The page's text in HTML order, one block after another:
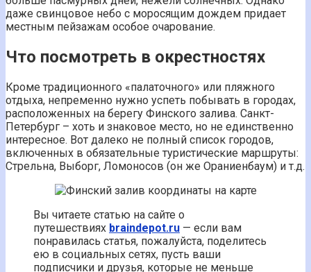
даже свинцовое небо с моросящим дождем придает
местным пейзажам особое очарование.
Что посмотреть в окрестностях
Кроме традиционного «палаточного» или пляжного
отдыха, непременно нужно успеть побывать в городах,
расположенных на берегу Финского залива. Санкт-
Петербург – хоть и знаковое место, но не единственно
интересное. Вот далеко не полный список городов,
включенных в обязательные туристические маршруты:
Стрельна, Выборг, Ломоносов (он же Ораниенбаум) и т.д.
Вы читаете статью на сайте о
путешествиях braindepot.ru — если вам
понравилась статья, пожалуйста, поделитесь
ею в социальных сетях, пусть ваши
подписчики и друзья, которые не меньше